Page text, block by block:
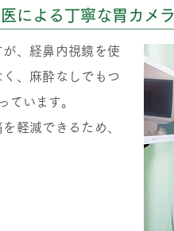
による丁寧な胃カメラ
、経鼻内視鏡を使
、麻酔なしでもつ
ています。
軽減できるため、